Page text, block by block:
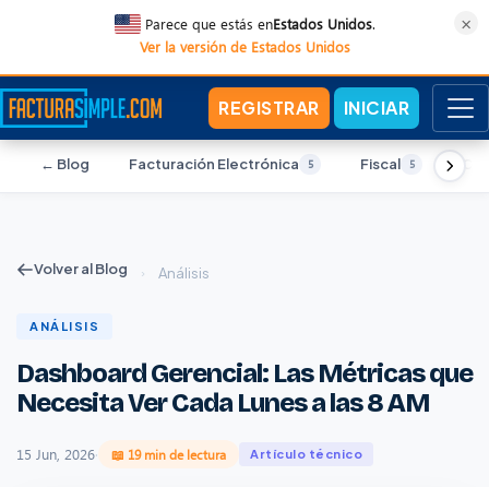
Parece que estás enEstados Unidos.
Ver la versión de Estados Unidos
×
REGISTRAR INICIAR
← Blog Facturación Electrónica 5 Fiscal 5
Volver al Blog › Análisis
ANÁLISIS
Dashboard Gerencial: Las Métricas que
Necesita Ver Cada Lunes a las 8 AM
15 Jun, 2026· 📖 19 min de lectura Artículo técnico